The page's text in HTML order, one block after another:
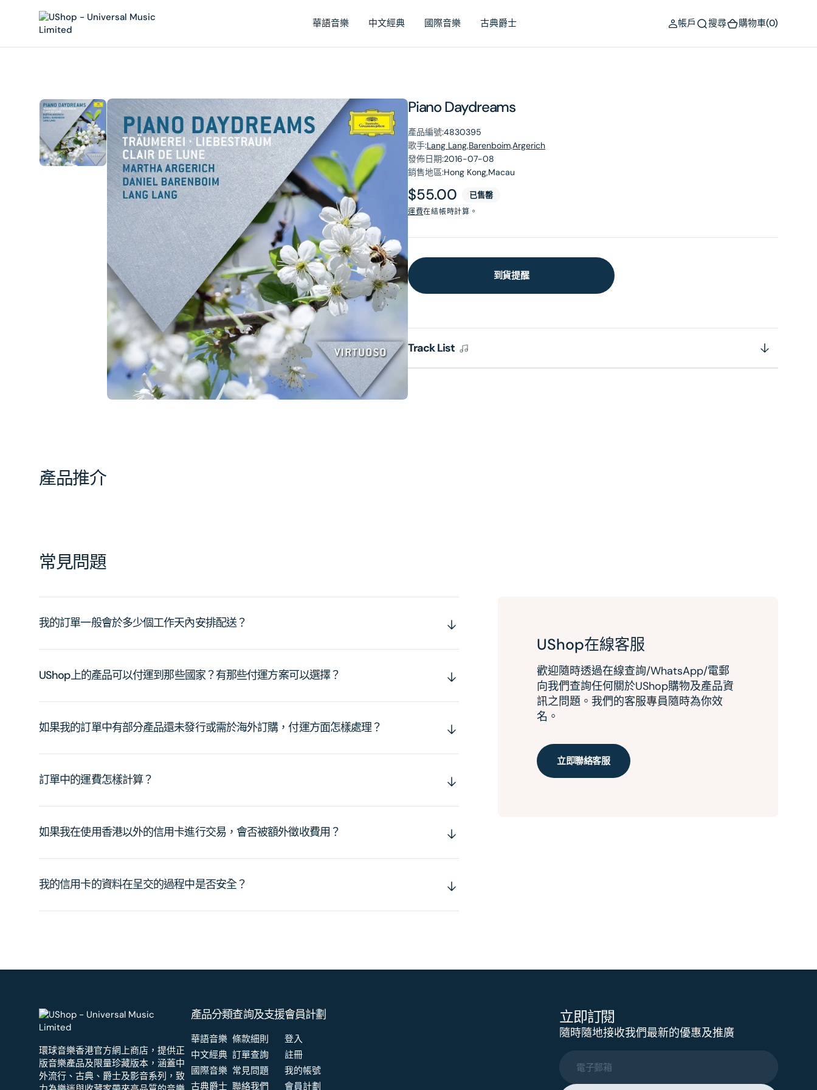
華語音樂 中文經典 國際音樂 古典爵士 帳戶 搜尋 購物車(0)
Piano Daydreams
產品編號:4830395
歌手:Lang Lang,Barenboim,Argerich
發佈日期:2016-07-08
銷售地區:Hong Kong,Macau
原
價
$55.00 已售罄
運費在結帳時計算。
到貨提醒
Track List
相
簿
中
開
啟
第
1
張
產品推介
常見問題
我的訂單一般會於多少個工作天內安排配送？
UShop上的產品可以付運到那些國家？有那些付運方案可以選擇？
如果我的訂單中有部分產品還未發行或需於海外訂購，付運方面怎樣處理？
訂單中的運費怎樣計算？
如果我在使用香港以外的信用卡進行交易，會否被額外徵收費用？
我的信用卡的資料在呈交的過程中是否安全？
UShop在線客服
歡迎隨時透過在線查詢/WhatsApp/電郵
向我們查詢任何關於UShop購物及產品資
訊之問題。我們的客服專員隨時為你效
名。
立即聯絡客服
環球音樂香港官方網上商店，提供正
版音樂產品及限量珍藏版本，涵蓋中
外流行、古典、爵士及影音系列，致
產品分類
華語音樂
中文經典
國際音樂
古典爵士
查詢及支援
條款細則
訂單查詢
常見問題
聯絡我們
會員計劃
登入
註冊
我的帳號
會員計劃
立即訂閱
隨時隨地接收我們最新的優惠及推廣
電子郵箱